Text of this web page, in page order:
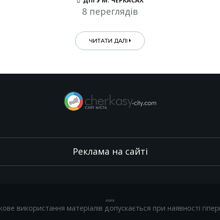
8 переглядів
ЧИТАТИ ДАЛІ
Реклама на сайті
.,.,.
використання матеріалів допускається при наявності